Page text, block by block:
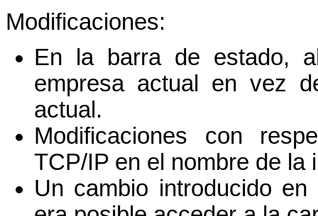
Modificaciones:
En la barra de estado,
empresa actual en vez
actual.
Modificaciones con
TCP/IP en el nombre de la
Un cambio introducido